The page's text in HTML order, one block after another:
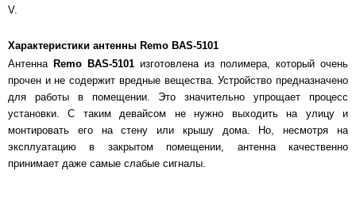
V.
Характеристики антенны Remo BAS-5101
Антенна Remo BAS-5101 изготовлена из полимера, который очень
прочен и не содержит вредные вещества. Устройство предназначено
для работы в помещении. Это значительно упрощает процесс
установки. С таким девайсом не нужно выходить на улицу и
монтировать его на стену или крышу дома. Но, несмотря на
эксплуатацию в закрытом помещении, антенна качественно
принимает даже самые слабые сигналы.